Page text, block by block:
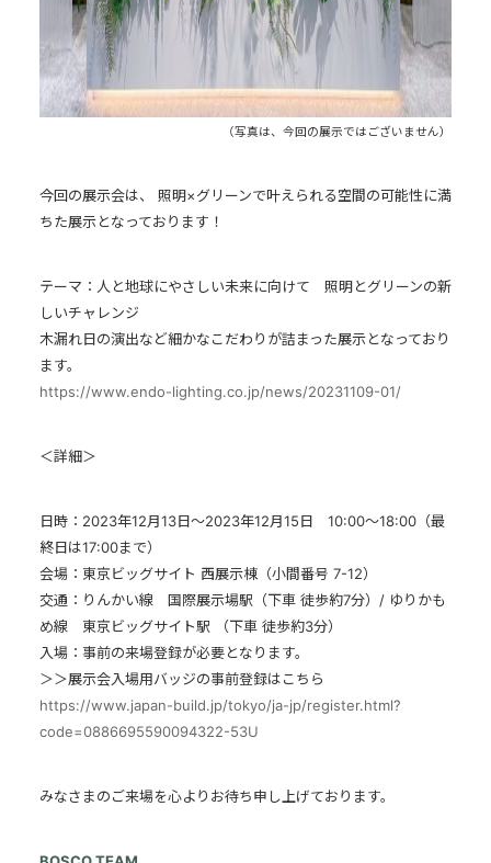
（写真は、今回の展示ではございません）
今回の展示会は、 照明×グリーンで叶えられる空間の可能性に満
ちた展示となっております！
テーマ：人と地球にやさしい未来に向けて 照明とグリーンの新
しいチャレンジ
木漏れ日の演出など細かなこだわりが詰まった展示となっており
ます。
https://www.endo-lighting.co.jp/news/20231109-01/
＜詳細＞
日時：2023年12月13日～2023年12月15日 10:00～18:00（最
終日は17:00まで）
会場：東京ビッグサイト 西展示棟（小間番号 7-12）
交通：りんかい線 国際展示場駅（下車 徒歩約7分）/ ゆりかも
め線 東京ビッグサイト駅 （下車 徒歩約3分）
入場：事前の来場登録が必要となります。
＞＞展示会入場用バッジの事前登録はこちら
https://www.japan-build.jp/tokyo/ja-jp/register.html?
code=0886695590094322-53U
みなさまのご来場を心よりお待ち申し上げております。